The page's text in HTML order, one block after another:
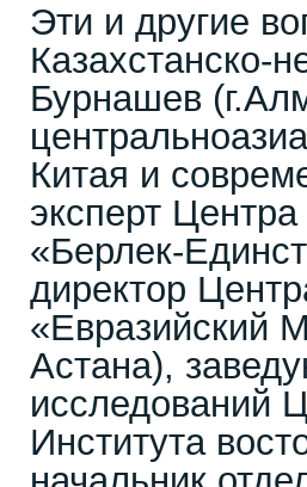
Эти и другие
Казахстанско-
Бурнашев
Китая и
эксперт
«Берлек-
директор
«Евразийский
Астана),
исследований
Института